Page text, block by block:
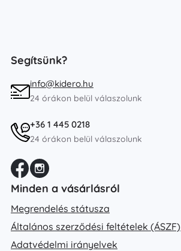
Segítsünk?
info@kidero.hu
24 órákon belül válaszolunk
+36 1 445 0218
24 órákon belül válaszolunk
Minden a vásárlásról
Megrendelés státusza
Általános szerződési feltételek (ÁSZF)
Adatvédelmi irányelvek